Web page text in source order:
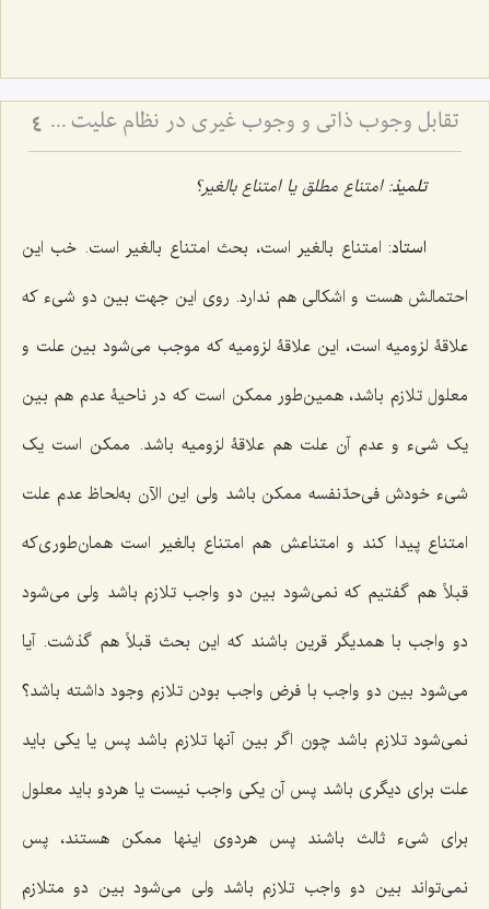
تقابل وجوب ذاتی و وجوب غیری در نظام علیت - تحلیل تلازم‌های منطقی و قضایای شرطیه در فلسفه 4
تلمیذ: امتناع مطلق یا امتناع بالغیر؟
استاد: امتناع بالغیر است، بحث امتناع بالغیر است. خب این
احتمالش هست و اشکالی هم ندارد. روی این جهت بین دو شیء که
علاقۀ لزومیه است، این علاقۀ لزومیه که موجب می‌شود بین علت و
معلول تلازم باشد، همین‌طور ممکن است که در ناحیۀ عدم هم بین
یک شیء و عدم آن علت هم علاقۀ لزومیه باشد. ممکن است یک
شیء خودش فی‌حدّنفسه ممکن باشد ولی این الآن به‌لحاظ عدم علت
امتناع پیدا کند و امتناعش هم امتناع بالغیر است همان‌طوری‌که
قبلاً هم گفتیم که نمی‌شود بین دو واجب تلازم باشد ولی می‌شود
دو واجب با همدیگر قرین باشند که این بحث قبلاً هم گذشت. آیا
می‌شود بین دو واجب با فرض واجب بودن تلازم وجود داشته باشد؟
نمی‌شود تلازم باشد چون اگر بین آنها تلازم باشد پس یا یکی باید
علت برای دیگری باشد پس آن یکی واجب نیست یا هردو باید معلول
برای شیء ثالث باشند پس هردوی اینها ممکن هستند، پس
نمی‌تواند بین دو واجب تلازم باشد ولی می‌شود بین دو متلازم